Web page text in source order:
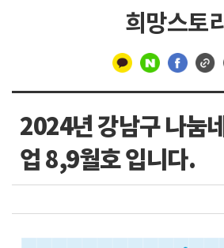
희망스토리
분
선
2024년 강남구 나눔
업 8,9월호 입니다.